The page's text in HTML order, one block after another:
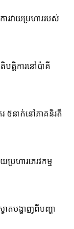
រវាយប្រហាររបស់
បត្តិការនៅប៉ាគី
រ ៥នាក់នៅភាគនិរតី
ប្រហារភេរវកម្ម
ាតបង្ហាញពីបញ្ហា